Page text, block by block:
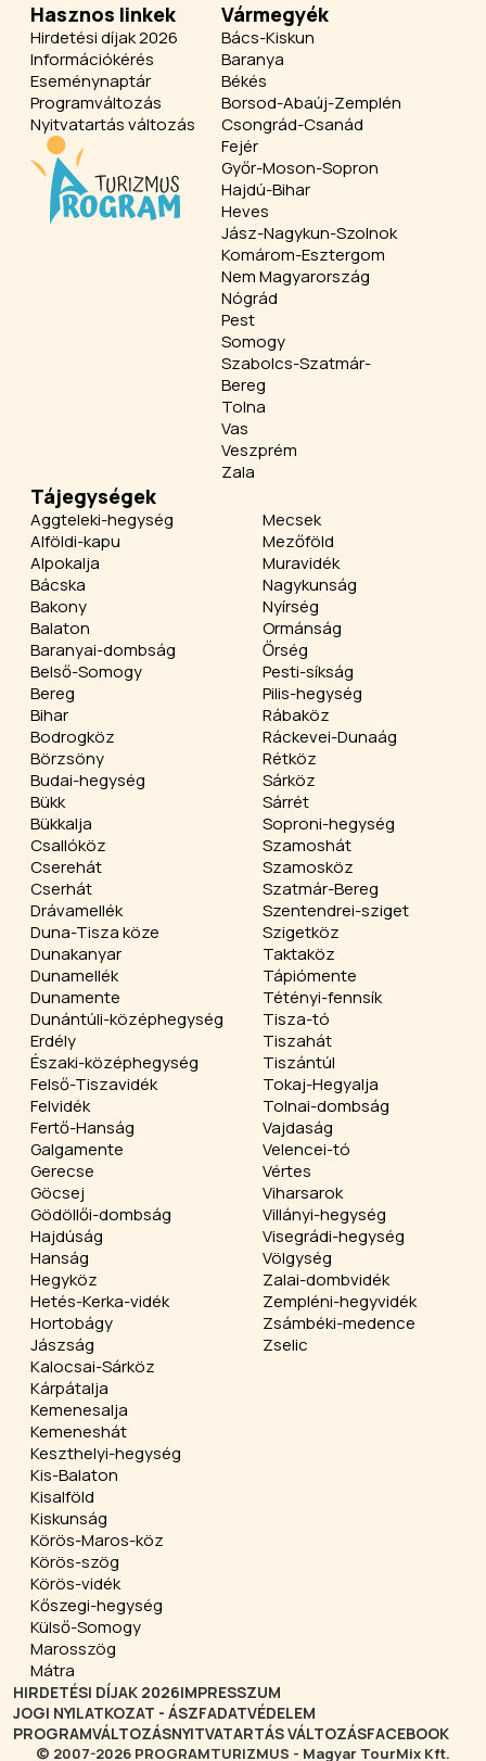
Hasznos linkek
Hirdetési díjak 2026
Információkérés
Eseménynaptár
Programváltozás
Nyitvatartás változás
Vármegyék
Bács-Kiskun
Baranya
Békés
Borsod-Abaúj-Zemplén
Csongrád-Csanád
Fejér
Győr-Moson-Sopron
Hajdú-Bihar
Heves
Jász-Nagykun-Szolnok
Komárom-Esztergom
Nem Magyarország
Nógrád
Pest
Somogy
Szabolcs-Szatmár-
Bereg
Tolna
Vas
Veszprém
Zala
Tájegységek
Aggteleki-hegység
Alföldi-kapu
Alpokalja
Bácska
Bakony
Balaton
Baranyai-dombság
Belső-Somogy
Bereg
Bihar
Bodrogköz
Börzsöny
Budai-hegység
Bükk
Bükkalja
Csallóköz
Cserehát
Cserhát
Drávamellék
Duna-Tisza köze
Dunakanyar
Dunamellék
Dunamente
Dunántúli-középhegység
Erdély
Északi-középhegység
Felső-Tiszavidék
Felvidék
Fertő-Hanság
Galgamente
Gerecse
Göcsej
Gödöllői-dombság
Hajdúság
Hanság
Hegyköz
Hetés-Kerka-vidék
Hortobágy
Jászság
Kalocsai-Sárköz
Kárpátalja
Kemenesalja
Kemeneshát
Keszthelyi-hegység
Kis-Balaton
Kisalföld
Kiskunság
Körös-Maros-köz
Körös-szög
Körös-vidék
Kőszegi-hegység
Külső-Somogy
Marosszög
Mátra
Mecsek
Mezőföld
Muravidék
Nagykunság
Nyírség
Ormánság
Őrség
Pesti-síkság
Pilis-hegység
Rábaköz
Ráckevei-Dunaág
Rétköz
Sárköz
Sárrét
Soproni-hegység
Szamoshát
Szamosköz
Szatmár-Bereg
Szentendrei-sziget
Szigetköz
Taktaköz
Tápiómente
Tétényi-fennsík
Tisza-tó
Tiszahát
Tiszántúl
Tokaj-Hegyalja
Tolnai-dombság
Vajdaság
Velencei-tó
Vértes
Viharsarok
Villányi-hegység
Visegrádi-hegység
Völgység
Zalai-dombvidék
Zempléni-hegyvidék
Zsámbéki-medence
Zselic
HIRDETÉSI DÍJAK 2026IMPRESSZUM
JOGI NYILATKOZAT - ÁSZFADATVÉDELEM
PROGRAMVÁLTOZÁSNYITVATARTÁS VÁLTOZÁSFACEBOOK
© 2007-2026 PROGRAMTURIZMUS - Magyar TourMix Kft.